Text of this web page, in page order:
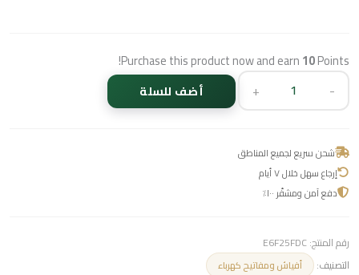
Purchase this product now and earn10Points!
-
+ أضف للسلة
شحن سريع لجميع المناطق
إرجاع سهل خلال ٧ أيام
دفع آمن ومشفّر ١٠٠٪
رقم المنتج:E6F25FDC
التصنيف:
أفياش ومفاتيح كهرباء